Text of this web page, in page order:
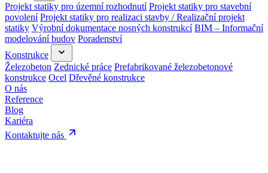
Projekt statiky pro územní rozhodnutí Projekt statiky pro stavební
povolení Projekt statiky pro realizaci stavby / Realizační projekt
statiky Výrobní dokumentace nosných konstrukcí BIM – Informační
modelování budov Poradenství
Konstrukce
Železobeton Zednické práce Prefabrikované železobetonové
konstrukce Ocel Dřevěné konstrukce
O nás
Reference
Blog
Kariéra
Kontaktujte nás